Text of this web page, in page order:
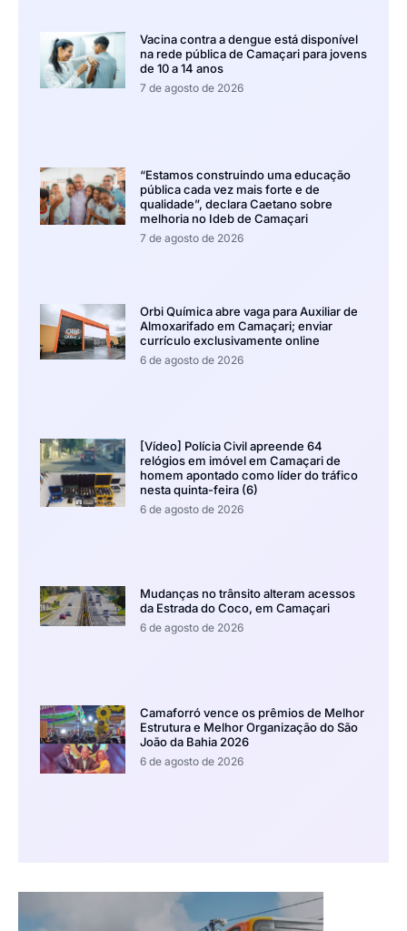
Vacina contra a dengue está disponível
na rede pública de Camaçari para jovens
de 10 a 14 anos
7 de agosto de 2026
“Estamos construindo uma educação
pública cada vez mais forte e de
qualidade”, declara Caetano sobre
melhoria no Ideb de Camaçari
7 de agosto de 2026
Orbi Química abre vaga para Auxiliar de
Almoxarifado em Camaçari; enviar
currículo exclusivamente online
6 de agosto de 2026
[Vídeo] Polícia Civil apreende 64
relógios em imóvel em Camaçari de
homem apontado como líder do tráfico
nesta quinta-feira (6)
6 de agosto de 2026
Mudanças no trânsito alteram acessos
da Estrada do Coco, em Camaçari
6 de agosto de 2026
Camaforró vence os prêmios de Melhor
Estrutura e Melhor Organização do São
João da Bahia 2026
6 de agosto de 2026